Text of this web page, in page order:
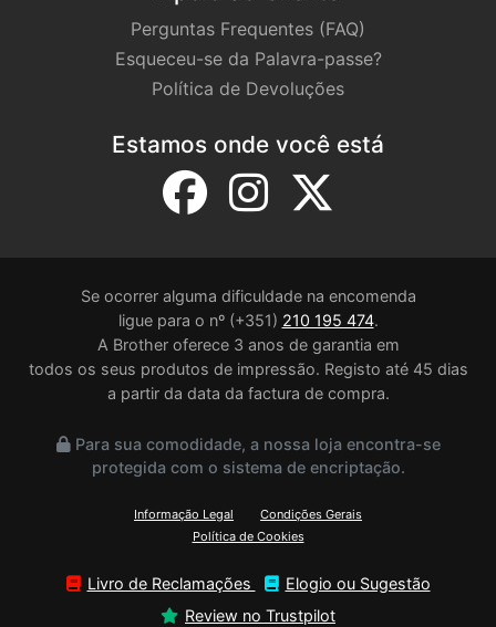
Perguntas Frequentes (FAQ)
Esqueceu-se da Palavra-passe?
Política de Devoluções
Estamos onde você está
Se ocorrer alguma dificuldade na encomenda
ligue para o nº (+351) 210 195 474.
A Brother oferece 3 anos de garantia em
todos os seus produtos de impressão. Registo até 45 dias
a partir da data da factura de compra.
Para sua comodidade, a nossa loja encontra-se
protegida com o sistema de encriptação.
Informação Legal
Condições Gerais
Política de Cookies
Livro de Reclamações
Elogio ou Sugestão
Review no Trustpilot